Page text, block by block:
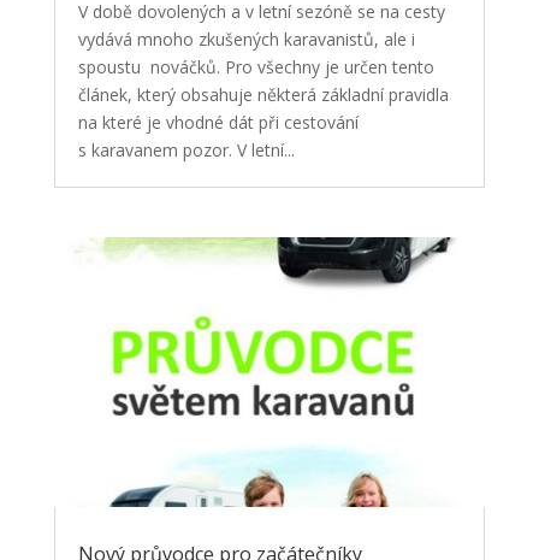
V době dovolených a v letní sezóně se na cesty
vydává mnoho zkušených karavanistů, ale i
spoustu nováčků. Pro všechny je určen tento
článek, který obsahuje některá základní pravidla
na které je vhodné dát při cestování
s karavanem pozor. V letní...
Nový průvodce pro začátečníky